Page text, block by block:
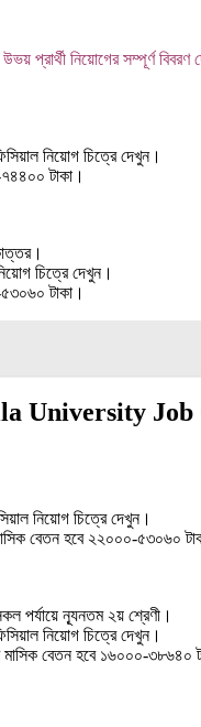
প্রার্থী নিয়োগের সম্পূর্ণ বিবরণ
নিয়োগ চিত্রে দেখুন।
টাকা।
চিত্রে দেখুন।
টাকা।
University
নিয়োগ চিত্রে দেখুন।
বেতন হবে ২২০০০-৫৩০৬০
পর্যায়ে ন্যূনতম ২য় শ্রেণী।
নিয়োগ চিত্রে দেখুন।
মাসিক বেতন হবে ১৬০০০-৩৮৬৪০